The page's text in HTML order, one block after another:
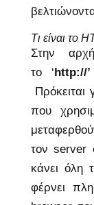
Τι είναι το
Στην
το ‘ http://’
Πρόκειται
που
τον server
κάνει όλη
φέρνει